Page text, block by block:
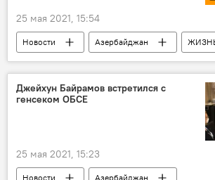
25 мая 2021, 15:54
Новости Азербайджан
Министерство обороны АР
учения
ВМС АР
Джейхун Байрамов встретился с
генсеком ОБСЕ
25 мая 2021, 15:23
Новости
Азербайджан